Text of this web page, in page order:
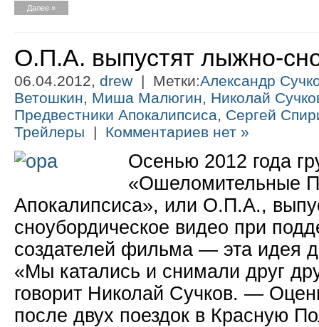
Далее »
О.П.А. выпустят лыжно-
06.04.2012, drew | Метки:Александр
Ветошкин, Миша Малюгин, Николай
Предвестники Апокалипсиса, Сергей
Трейлеры | Комментариев нет »
Осенью 2012 года
«Ошеломительные
Апокалипсиса», или О.П.А.,
сноубордическое видео при
создателей фильма — эта идея
«Мы катались и снимали друг
говорит Николай Сучков. —
после двух поездок в Красную